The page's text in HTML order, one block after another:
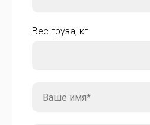
Вес груза, кг